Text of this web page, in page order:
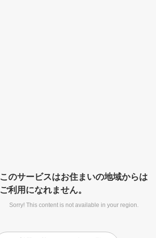
このサービスはお住まいの地域からは
ご利用になれません。
Sorry! This content is not available in your region.